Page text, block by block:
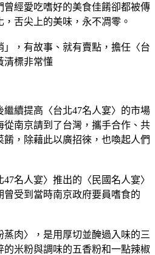
曾經愛吃嗜好的美食佳餚卻都被傳
舌尖上的美味，永不凋零。
，有故事、就有賣點，擔任〈台
清標非常懂
續提高〈台北47名人宴〉的市場
南京請到了台灣，攜手合作、共
餚，除藉此以廣招徠，也喚起人們
名人宴〉推出的〈民國名人宴〉
受到當時南京政府要員嗜食的
肉〉，是用厚切並醃過入味的三
米粉與調味的五香粉和一點辣椒